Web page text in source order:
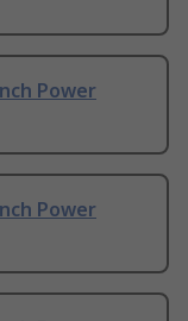
Power
Power